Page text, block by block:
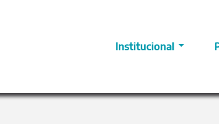
Institucional